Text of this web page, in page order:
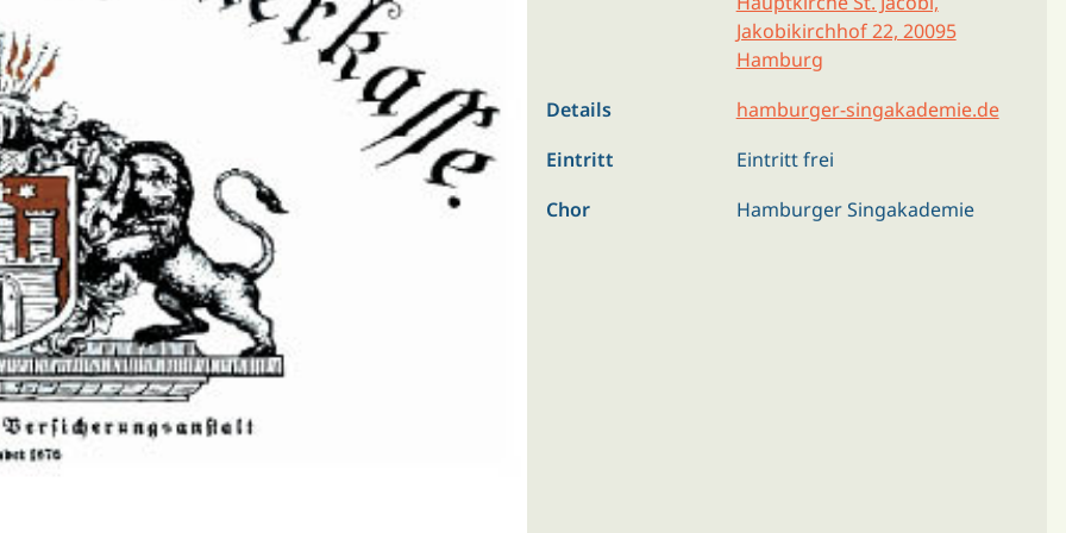
Jakobikirchhof 22, 20095
Hamburg
Details
hamburger-singakademie.de
Eintritt
Eintritt frei
Chor
Hamburger Singakademie